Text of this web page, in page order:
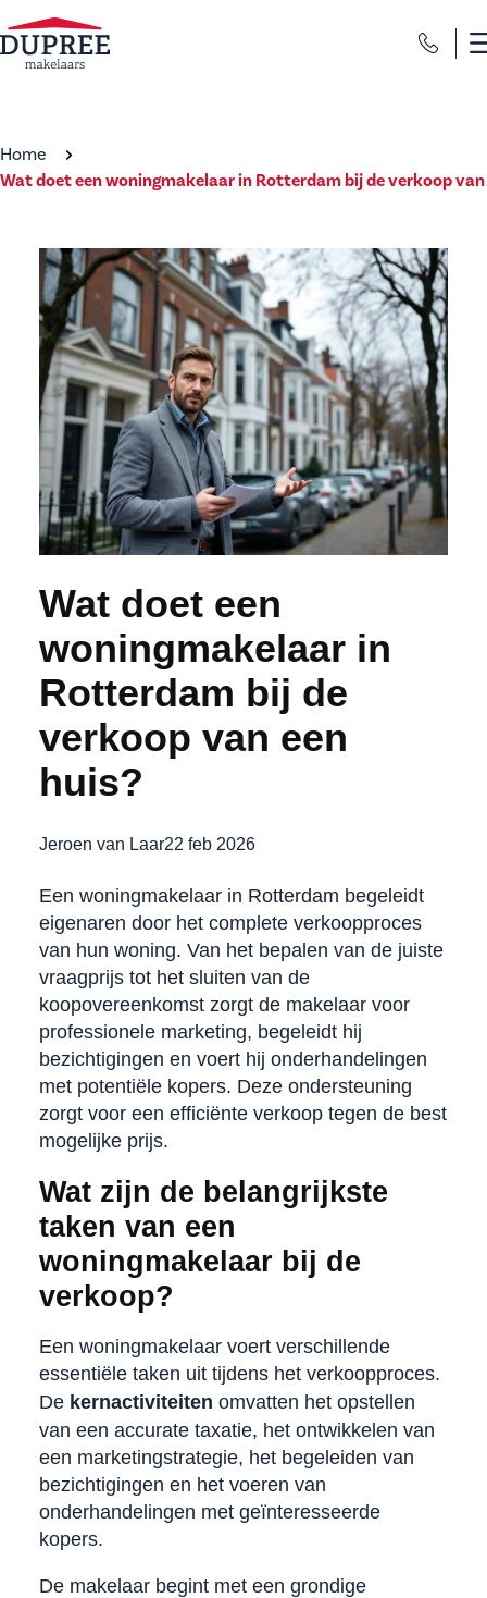
Home
Wat doet een woningmakelaar in Rotterdam bij de verkoop van
Wat doet een
woningmakelaar in
Rotterdam bij de
verkoop van een
huis?
Jeroen van Laar22 feb 2026
Een woningmakelaar in Rotterdam begeleidt
eigenaren door het complete verkoopproces
van hun woning. Van het bepalen van de juiste
vraagprijs tot het sluiten van de
koopovereenkomst zorgt de makelaar voor
professionele marketing, begeleidt hij
bezichtigingen en voert hij onderhandelingen
met potentiële kopers. Deze ondersteuning
zorgt voor een efficiënte verkoop tegen de best
mogelijke prijs.
Wat zijn de belangrijkste
taken van een
woningmakelaar bij de
verkoop?
Een woningmakelaar voert verschillende
essentiële taken uit tijdens het verkoopproces.
De kernactiviteiten omvatten het opstellen
van een accurate taxatie, het ontwikkelen van
een marketingstrategie, het begeleiden van
bezichtigingen en het voeren van
onderhandelingen met geïnteresseerde
kopers.
De makelaar begint met een grondige